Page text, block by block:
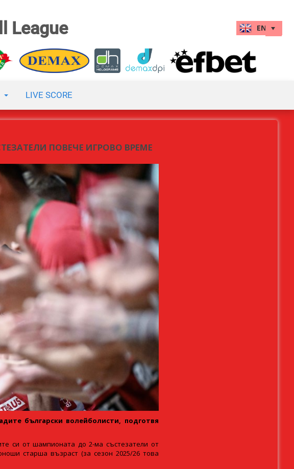
League
LIVE SCORE
ПОВЕЧЕ ИГРОВО ВРЕМЕ
български волейболисти, подготвя
си от шампионата до 2-ма състезатели от
старша възраст (за сезон 2025/26 това